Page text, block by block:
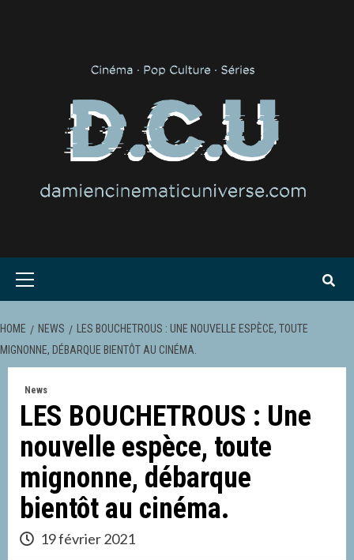
Primary
HOME NEWS
LES BOUCHETROUS : UNE NOUVELLE ESPÈCE, TOUTE
MIGNONNE, DÉBARQUE BIENTÔT AU CINÉMA.
News
LES BOUCHETROUS : Une
nouvelle espèce, toute
mignonne, débarque
bientôt au cinéma.
19 février 2021